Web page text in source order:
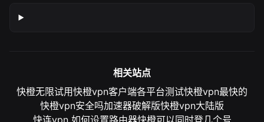
相关站点
快橙无限试用快橙vpn客户端各平台测试快橙vpn最快的
快橙vpn安全吗加速器破解版快橙vpn大陆版
快连vpn 如何设置路由器快橙可以同时登几个号